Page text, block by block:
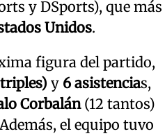
y DSports), que más
Unidos.
figura del partido,
y 6 asistencias,
Corbalán(12 tantos)
el equipo tuvo